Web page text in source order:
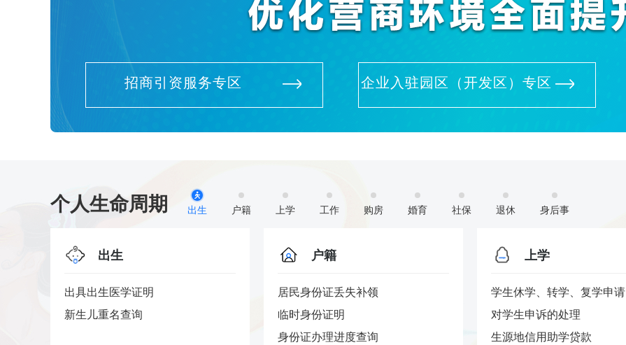
招商引资服务专区 企业入驻园区（开发区）专区
个人生命周期 出生 户籍 上学 工作 购房 婚育 社保 退休 身后事
出生
出具出生医学证明
新生儿重名查询
户籍
居民身份证丢失补领
临时身份证明
身份证办理进度查询
上学
学生休学、转学、复学申请
对学生申诉的处理
生源地信用助学贷款